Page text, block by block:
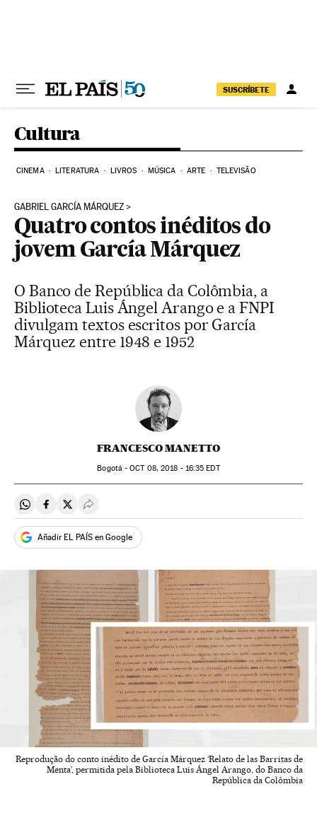
SUSCRÍBETE
Cultura
CINEMA LITERATURA LIVROS MÚSICA ARTE TELEVISÃO
GABRIEL GARCÍA MÁRQUEZ
Quatro contos inéditos do
jovem García Márquez
O Banco de República da Colômbia, a
Biblioteca Luis Ángel Arango e a FNPI
divulgam textos escritos por García
Márquez entre 1948 e 1952
FRANCESCO MANETTO
Bogotá -OCT08, 2018 - 16:35 EDT
Compartir en Whatsapp
Compartir en Facebook
Compartir en Twitter
Desplegar Redes Sociales
Añadir EL PAÍS en Google
Reprodução do conto inédito de García Márquez ‘Relato de las Barritas de
Menta’, permitida pela Biblioteca Luis Ángel Arango, do Banco da
República da Colômbia